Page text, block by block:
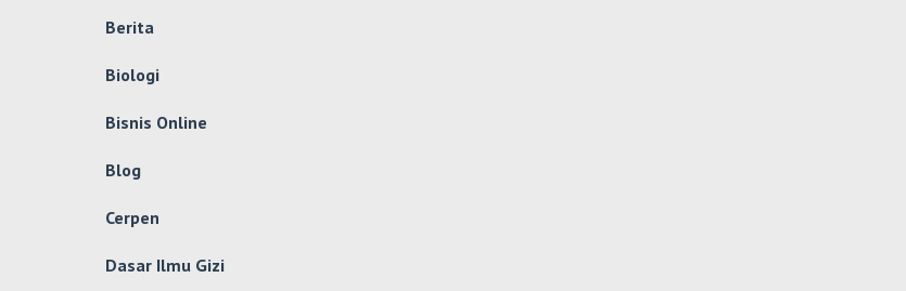
Berita
Biologi
Bisnis Online
Blog
Cerpen
Dasar Ilmu Gizi